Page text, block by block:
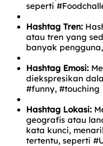
seperti
Hashtag Tren:
atau tren yang
banyak
Hashtag Emosi:
diekspresikan
#funny, #touching
Hashtag Lokasi:
geografis atau
kata kunci,
tertentu, seperti